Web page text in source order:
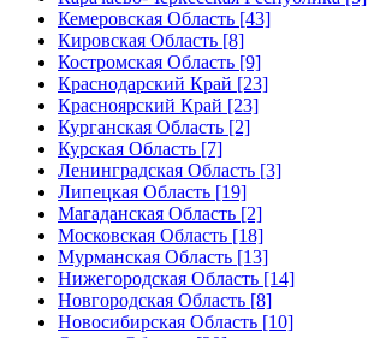
Кемеровская Область [43]
Кировская Область [8]
Костромская Область [9]
Краснодарский Край [23]
Красноярский Край [23]
Курганская Область [2]
Курская Область [7]
Ленинградская Область [3]
Липецкая Область [19]
Магаданская Область [2]
Московская Область [18]
Мурманская Область [13]
Нижегородская Область [14]
Новгородская Область [8]
Новосибирская Область [10]